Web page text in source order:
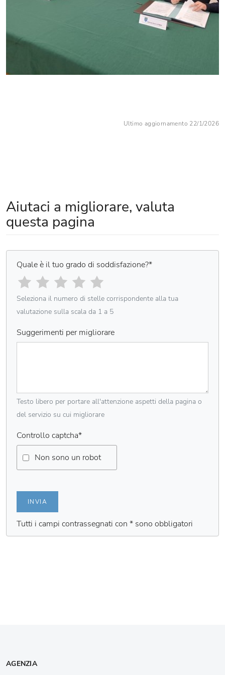
Ultimo aggiornamento 22/1/2026
Aiutaci a migliorare, valuta
questa pagina
Quale è il tuo grado di soddisfazione?*
Seleziona il numero di stelle corrispondente alla tua
valutazione sulla scala da 1 a 5
Suggerimenti per migliorare
Testo libero per portare all'attenzione aspetti della pagina o
del servizio su cui migliorare
Controllo captcha*
Non sono un robot
INVIA
Tutti i campi contrassegnati con * sono obbligatori
AGENZIA